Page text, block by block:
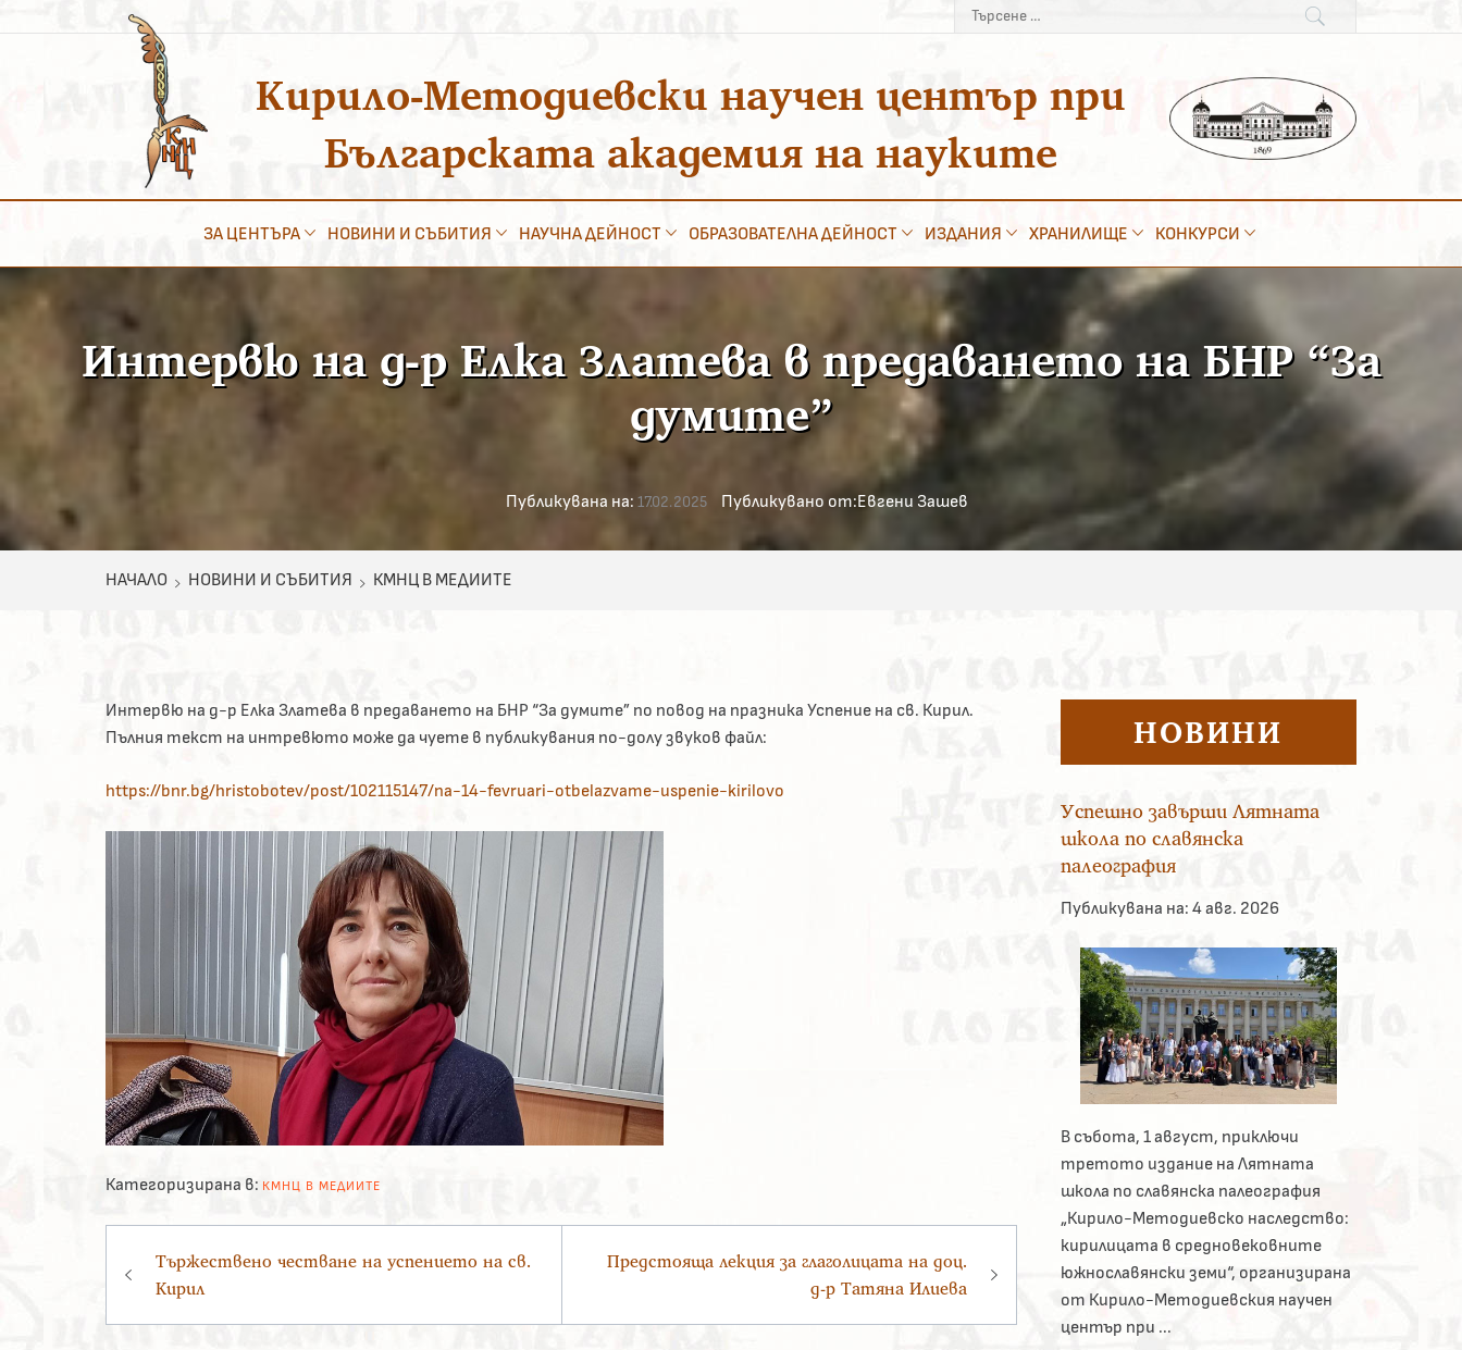
към
Търсене
за:
Кирило-Методиевски научен център при
Българската академия на науките
ЗА ЦЕНТЪРА НОВИНИ И СЪБИТИЯ НАУЧНА ДЕЙНОСТ ОБРАЗОВАТЕЛНА ДЕЙНОСТ ИЗДАНИЯ ХРАНИЛИЩЕ КОНКУРСИ
Интервю на д-р Елка Златева в предаването на БНР “За
думите”
Публикувана на: 17.02.2025 Публикувано от:Евгени Зашев
НАЧАЛО НОВИНИ И СЪБИТИЯ КМНЦ В МЕДИИТЕ
Интервю на д-р Елка Златева в предаването на БНР “За думите” по повод на празника Успение на св. Кирил.
Пълния текст на интревюто може да чуете в публикувания по-долу звуков файл:
https://bnr.bg/hristobotev/post/102115147/na-14-fevruari-otbelazvame-uspenie-kirilovo
Категоризирана в: КМНЦ В МЕДИИТЕ
Тържествено честване на успението на св.
Кирил
Предстояща лекция за глаголицата на доц.
д-р Татяна Илиева
НОВИНИ
Успешно завърши Лятната
школа по славянска
палеография
Публикувана на: 4 авг. 2026
В събота, 1 август, приключи
третото издание на Лятната
школа по славянска палеография
„Кирило-Методиевско наследство:
кирилицата в средновековните
южнославянски земи“, организирана
от Кирило-Методиевския научен
център при ...